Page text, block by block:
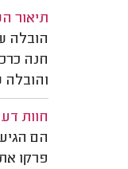
תיאור
חנה
חוות
פרקו